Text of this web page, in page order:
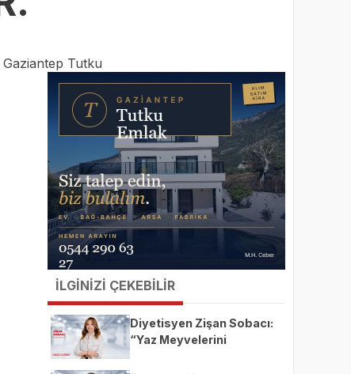
Gaziantep Tutku
İLGİNİZİ ÇEKEBİLİR
Diyetisyen Zişan Sobacı:
“Yaz Meyvelerini